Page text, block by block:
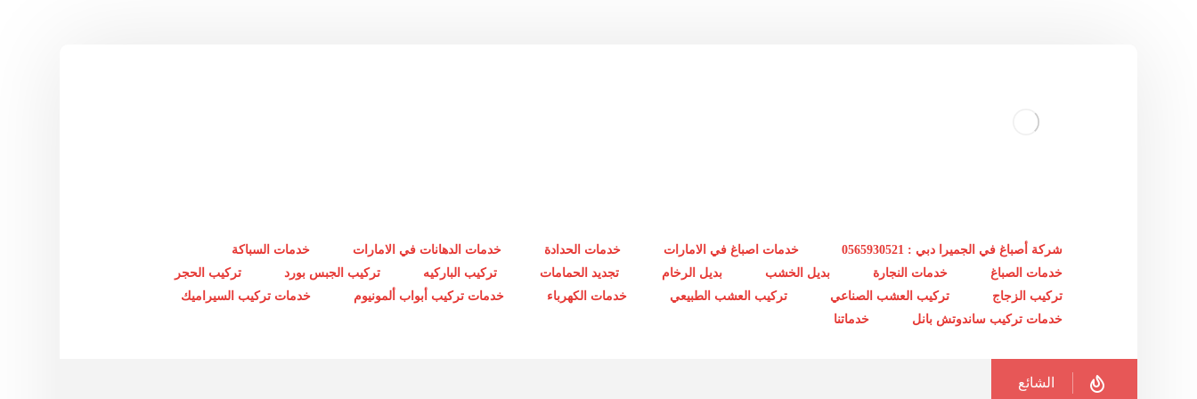
شركة أصباغ في الجميرا دبي : 0565930521 خدمات اصباغ في الامارات خدمات الحدادة خدمات الدهانات في الامارات
خدمات السباكة
خدمات الصباغ
خدمات النجارة بديل الخشب بديل الرخام تجديد الحمامات تركيب الباركيه تركيب الجبس بورد
تركيب الحجر
تركيب الزجاج
تركيب العشب الصناعي تركيب العشب الطبيعي خدمات الكهرباء خدمات تركيب أبواب ألمونيوم
خدمات تركيب السيراميك
خدمات تركيب ساندوتش بانل
خدماتنا
الشائع